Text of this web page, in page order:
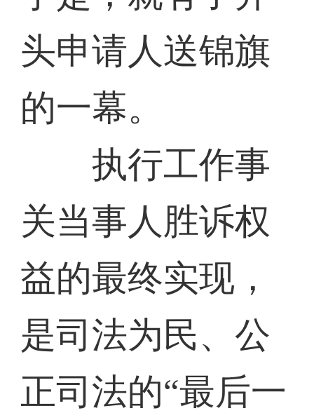
头申请人送锦旗
的一幕。
执行工作事
关当事人胜诉权
益的最终实现，
是司法为民、公
正司法的“最后一